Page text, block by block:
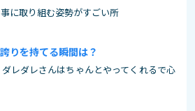
に取り組む姿勢がすごい所
りを持てる瞬間は？
レダレさんはちゃんとやってくれるで心